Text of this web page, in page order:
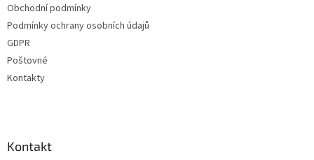
Obchodní podmínky
Podmínky ochrany osobních údajů
GDPR
Poštovné
Kontakty
Kontakt